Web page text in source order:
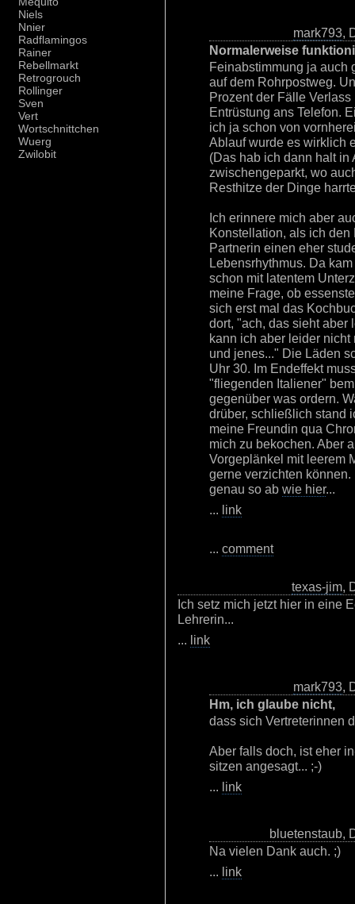
Niels
Nnier
Radflamingos
Rainer
Rebellmarkt
Retrogrouch
Rollinger
Sven
Vert
Wortschnittchen
Wuerg
Zwilobit
mark793,
Normalerweise
Feinabstimmung ja auch
auf dem Rohrpostweg.
Prozent der Fälle
Entrüstung ans Telefon.
ich ja schon von
Ablauf wurde es wirklich
(Das hab ich dann halt in
zwischengeparkt, wo
Resthitze der Dinge
Ich erinnere mich aber
Konstellation, als ich
Partnerin einen eher
Lebensrhythmus. Da
schon mit latentem
meine Frage, ob
sich erst mal das
dort, "ach, das sieht aber
kann ich aber leider
und jenes..." Die Läden
Uhr 30. Im Endeffekt
"fliegenden Italiener"
gegenüber was ordern.
drüber, schließlich stand
meine Freundin qua
mich zu bekochen. Aber
Vorgeplänkel mit leerem
gerne verzichten
genau so ab wie hier...
... link
... comment
texas-jim,
Ich setz mich jetzt hier in eine
Lehrerin...
... link
mark793,
Hm, ich glaube nicht,
dass sich Vertreterinnen
Aber falls doch, ist eher
sitzen angesagt... ;-)
... link
bluetenstaub,
Na vielen Dank auch. ;)
... link